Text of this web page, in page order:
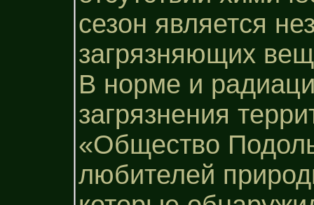
сезон является
загрязняющих
В норме и
загрязнения
«Общество
любителей